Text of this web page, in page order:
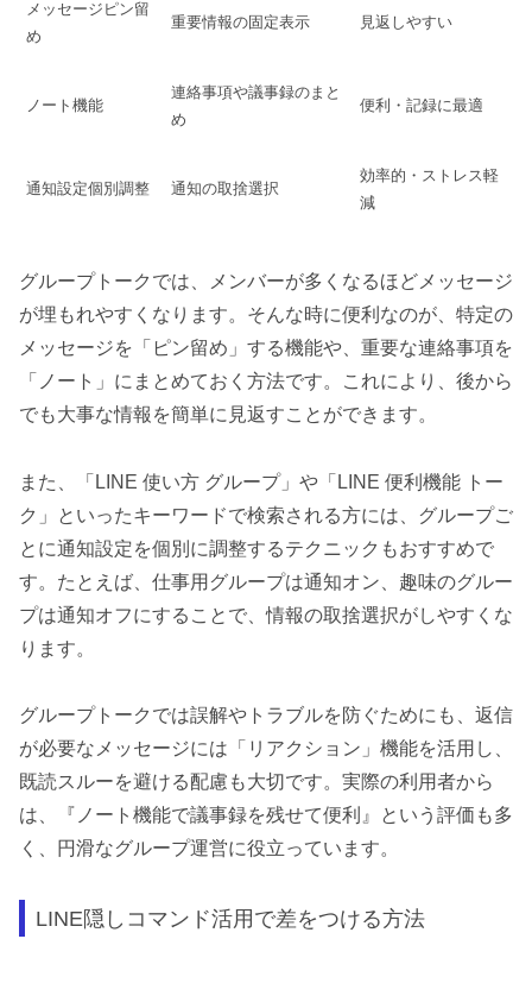
メッセージピン留
め
重要情報の固定表示 見返しやすい
ノート機能
連絡事項や議事録のまと
め
便利・記録に最適
通知設定個別調整 通知の取捨選択
効率的・ストレス軽
減
グループトークでは、メンバーが多くなるほどメッセージ
が埋もれやすくなります。そんな時に便利なのが、特定の
メッセージを「ピン留め」する機能や、重要な連絡事項を
「ノート」にまとめておく方法です。これにより、後から
でも大事な情報を簡単に見返すことができます。
また、「LINE 使い方 グループ」や「LINE 便利機能 トー
ク」といったキーワードで検索される方には、グループご
とに通知設定を個別に調整するテクニックもおすすめで
す。たとえば、仕事用グループは通知オン、趣味のグルー
プは通知オフにすることで、情報の取捨選択がしやすくな
ります。
グループトークでは誤解やトラブルを防ぐためにも、返信
が必要なメッセージには「リアクション」機能を活用し、
既読スルーを避ける配慮も大切です。実際の利用者から
は、『ノート機能で議事録を残せて便利』という評価も多
く、円滑なグループ運営に役立っています。
LINE隠しコマンド活用で差をつける方法